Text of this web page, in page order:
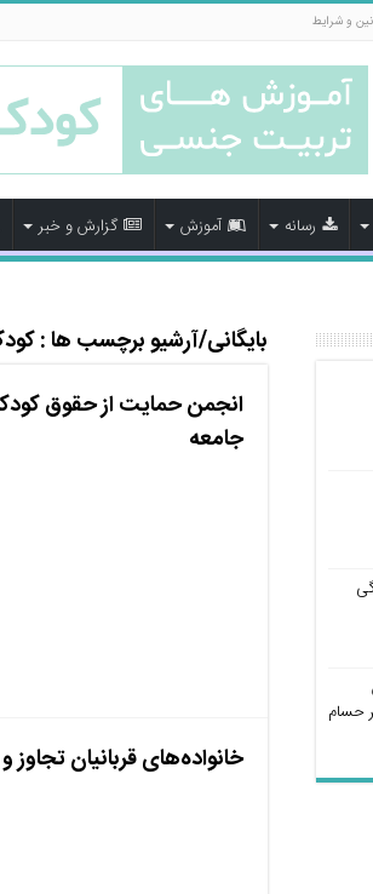
و شرایط
رسانه آموزش گزارش و خبر
بایگانی/آرشیو برچسب ها :
انجمن حمایت از حقوق
جامعه
خانواده‌های قربانیان
حسام